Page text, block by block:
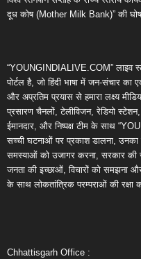
दूध कोष (Mother Milk Bank)” की
“YOUNGINDIALIVE.COM” लाइव
पोर्टल है, जो हिंदी भाषा में जन-संचार
और अप्रतिम प्रयास से हमारा लक्ष्य
प्रसारण चैनलों, टेलीविजन, रेडियो
ईमानदार, और निष्पक्ष टीम के साथ
सच्ची घटनाओं पर प्रकाश डालना, उनका
समस्याओं को उजागर करना, सरकार की
जनता की इच्छाओं, विचारों को समझना
के साथ लोकतांत्रिक परम्पराओं की रक्षा
Chhattisgarh Office :